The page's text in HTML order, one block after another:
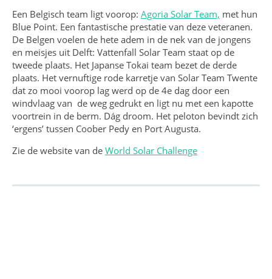
Een Belgisch team ligt voorop: Agoria Solar Team, met hun
Blue Point. Een fantastische prestatie van deze veteranen.
De Belgen voelen de hete adem in de nek van de jongens
en meisjes uit Delft: Vattenfall Solar Team staat op de
tweede plaats. Het Japanse Tokai team bezet de derde
plaats. Het vernuftige rode karretje van Solar Team Twente
dat zo mooi voorop lag werd op de 4e dag door een
windvlaag van de weg gedrukt en ligt nu met een kapotte
voortrein in de berm. Dág droom. Het peloton bevindt zich
‘ergens’ tussen Coober Pedy en Port Augusta.
Zie de website van de World Solar Challenge